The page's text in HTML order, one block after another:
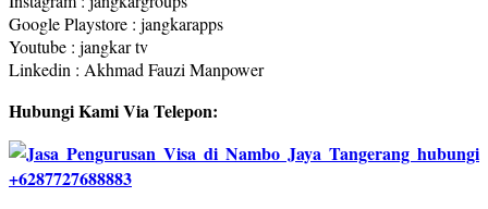
Google Playstore : jangkarapps
Youtube : jangkar tv
Linkedin : Akhmad Fauzi Manpower
Hubungi Kami Via Telepon: